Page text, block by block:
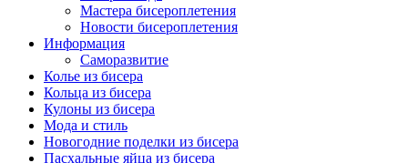
Мастера бисероплетения
Новости бисероплетения
Информация
Саморазвитие
Колье из бисера
Кольца из бисера
Кулоны из бисера
Мода и стиль
Новогодние поделки из бисера
Пасхальные яйца из бисера